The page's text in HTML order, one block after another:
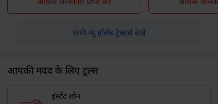
अधिक जानकारी प्राप्त करें अधिक
सभी न्यू हॉलैंड ट्रैक्टर्स देखें
आपकी मदद के लिए टूल्स
इंस्टेंट लोन